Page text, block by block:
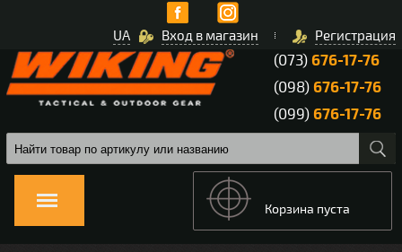
Вход в магазин Регистрация
UA
(073)676-17-76
(098)676-17-76
(099)676-17-76
Корзина пуста